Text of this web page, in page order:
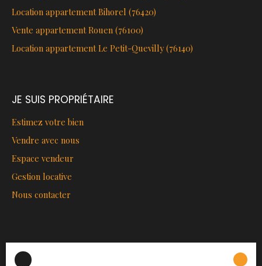
Location appartement Bihorel (76420)
Vente appartement Rouen (76100)
Location appartement Le Petit-Quevilly (76140)
JE SUIS PROPRIÉTAIRE
Estimez votre bien
Vendre avec nous
Espace vendeur
Gestion locative
Nous contacter
INFORMATIONS